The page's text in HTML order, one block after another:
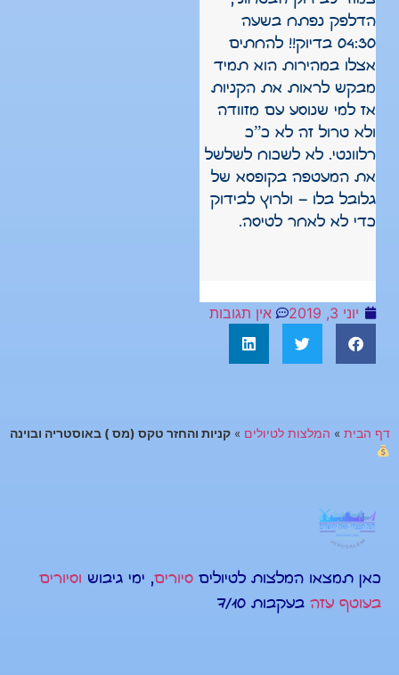
הדלפק נפתח בשעה
04:30 בדיוק!! להחתים
אצלו במהירות הוא תמיד
מבקש לראות את הקניות
אז למי שנוסע עם מזוודה
ולא טרול זה לא כ”כ
רלוונטי. לא לשכוח לשלשל
את המעטפה בקופסא של
גלובל בלו – ולרוץ לבידוק
כדי לא לאחר לטיסה.
יוני 3, 2019 אין תגובות
דף הבית » המלצות לטיולים » קניות והחזר טקס (מס ) באוסטריה ובוינה
כאן תמצאו המלצות לטיולים סיורים, ימי גיבוש וסיורים
בעוטף עזה בעקבות 7/10